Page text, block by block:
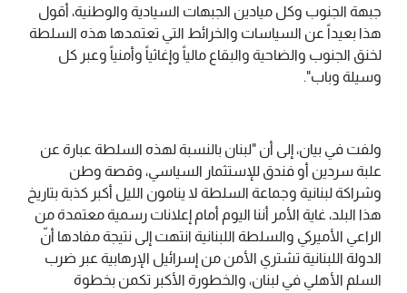
جبهة الجنوب وكل ميادين الجبهات السيادية والوطنية، أقول
هذا بعيداً عن السياسات والخرائط التي تعتمدها هذه السلطة
لخنق الجنوب والضاحية والبقاع مالياً وإغاثياً وأمنياً وعبر كل
وسيلة وباب".
ولفت في بيان، إلى أن "لبنان بالنسبة لهذه السلطة عبارة عن
علبة سردين أو فندق للإستثمار السياسي، وقصة وطن
وشراكة لبنانية وجماعة السلطة لا ينامون الليل أكبر كذبة بتاريخ
هذا البلد، غاية الأمر أننا اليوم أمام إعلانات رسمية معتمدة من
الراعي الأميركي والسلطة اللبنانية انتهت إلى نتيجة مفادها أنّ
الدولة اللبنانية تشتري الأمن من إسرائيل الإرهابية عبر ضرب
السلم الأهلي في لبنان، والخطورة الأكبر تكمن بخطوة